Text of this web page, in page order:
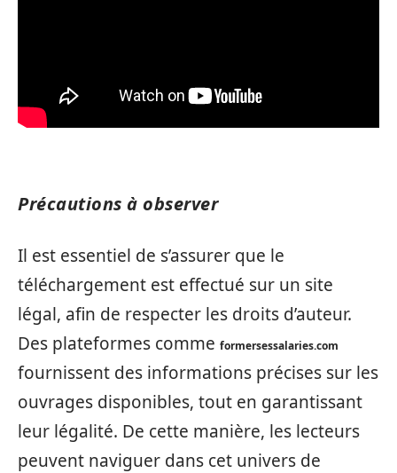
Précautions à observer
Il est essentiel de s’assurer que le
téléchargement est effectué sur un site
légal, afin de respecter les droits d’auteur.
Des plateformes comme formersessalaries.com
fournissent des informations précises sur les
ouvrages disponibles, tout en garantissant
leur légalité. De cette manière, les lecteurs
peuvent naviguer dans cet univers de